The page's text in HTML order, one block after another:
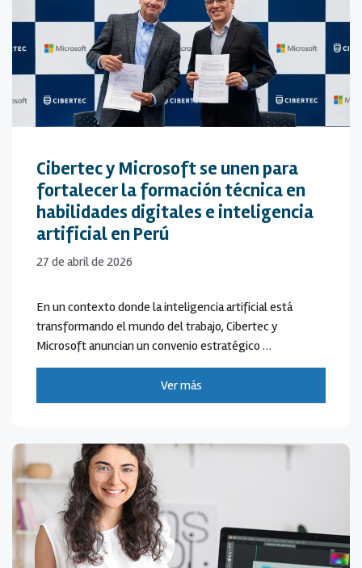
Cibertec y Microsoft se unen para
fortalecer la formación técnica en
habilidades digitales e inteligencia
artificial en Perú
27 de abril de 2026
En un contexto donde la inteligencia artificial está
transformando el mundo del trabajo, Cibertec y
Microsoft anuncian un convenio estratégico …
Ver más